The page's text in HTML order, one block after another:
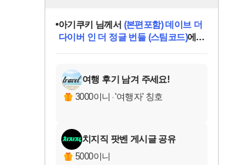
당첨되셨습니다.
아기쿠키 님께서 (본편포함) 데이브 더
다이버 인 더 정글 번들 (스팀코드)에
당첨되셨습니다.
당첨되셨습니다.
에디션 (스팀코드) 를 교환.
당첨되셨습니다.
당첨되셨습니다.
당첨되셨습니다.
당첨되셨습니다.
여행 후기 남겨 주세요!
3000이니 ·'여행자' 칭호
치지직 팟벤 게시글 공유
5000이니